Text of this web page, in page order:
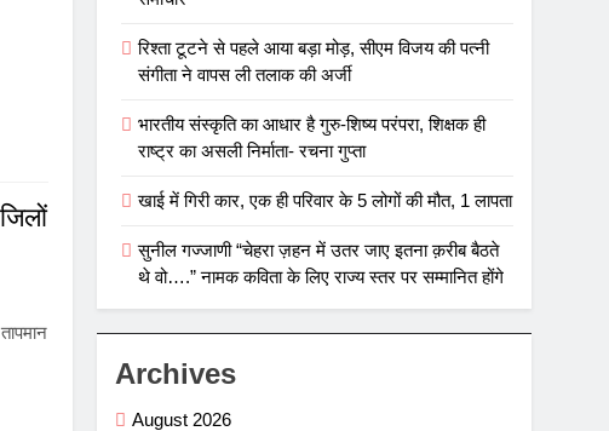
रिश्ता टूटने से पहले आया बड़ा मोड़, सीएम विजय की पत्नी
संगीता ने वापस ली तलाक की अर्जी
भारतीय संस्कृति का आधार है गुरु-शिष्य परंपरा, शिक्षक ही
राष्ट्र का असली निर्माता- रचना गुप्ता
खाई में गिरी कार, एक ही परिवार के 5 लोगों की मौत, 1 लापता
सुनील गज्जाणी “चेहरा ज़हन में उतर जाए इतना क़रीब बैठते
थे वो….” नामक कविता के लिए राज्य स्तर पर सम्मानित होंगे
Archives
August 2026